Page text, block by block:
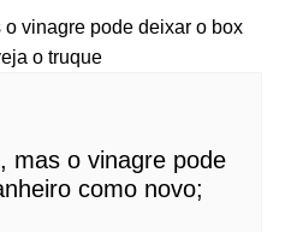
mas o vinagre pode
como novo;